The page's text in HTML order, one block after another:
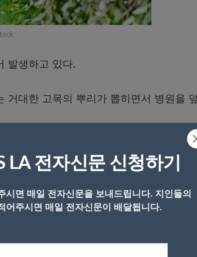
발생하고 있다.
거대한 고목의 뿌리가 뽑히면서 병원을
들과 의료진들을 향할 뻔했다
남성의 2배 가까이에 달한다
로 쓰러져 차량의 유리창을 산산조각 냈다
지면서 길거리의 교통을 차단하거나 주
LA 전자신문 신청하기
시면 매일 전자신문을 보내드립니다. 지인들의
어주시면 매일 전자신문이 배달됩니다.